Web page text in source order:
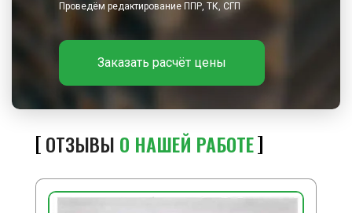
Проведём редактирование ППР, ТК, СГП
Заказать расчёт цены
ОТЗЫВЫ О НАШЕЙ РАБОТЕ